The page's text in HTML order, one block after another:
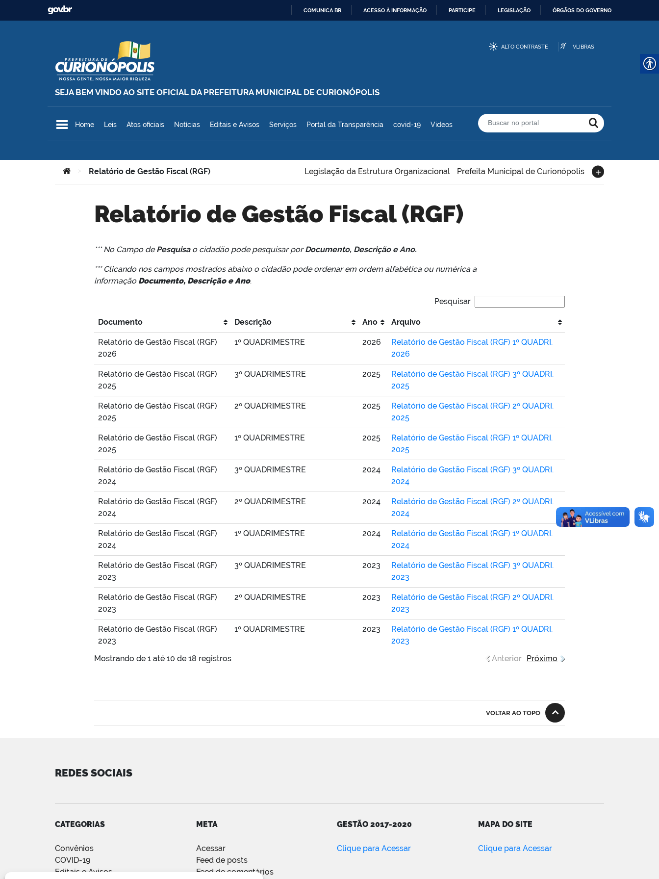
Ir para o conteúdo COMUNICA BR ACESSO À INFORMAÇÃO PARTICIPE LEGISLAÇÃO ÓRGÃOS DO GOVERNO
SEJA BEM VINDO AO SITE OFICIAL DA PREFEITURA MUNICIPAL DE CURIONÓPOLIS
Prefeitura Municipal de Curionópolis
ALTO CONTRASTE VLIBRAS
Home Leis Atos oficiais Notícias Editais e Avisos Serviços Portal da Transparência covid-19 Videos Buscar no portal
Você está aqui:
> Relatório de Gestão Fiscal (RGF) Legislação da Estrutura Organizacional Prefeita Municipal de Curionópolis
Relatório de Gestão Fiscal (RGF)
*** No Campo dePesquisa o cidadão pode pesquisar porDocumento, Descrição e Ano.
*** Clicando nos campos mostrados abaixo o cidadão pode ordenar em ordem alfabética ou numérica a
informação Documento, Descrição e Ano.
Pesquisar
Documento Descrição Ano Arquivo
Relatório de Gestão Fiscal (RGF)
2026
1º QUADRIMESTRE 2026
Relatório de Gestão Fiscal (RGF) 1º QUADRI.
2026
Relatório de Gestão Fiscal (RGF)
2025
3º QUADRIMESTRE 2025
Relatório de Gestão Fiscal (RGF) 3º QUADRI.
2025
Relatório de Gestão Fiscal (RGF)
2025
2º QUADRIMESTRE 2025
Relatório de Gestão Fiscal (RGF) 2º QUADRI.
2025
Relatório de Gestão Fiscal (RGF)
2025
1º QUADRIMESTRE 2025
Relatório de Gestão Fiscal (RGF) 1º QUADRI.
2025
Relatório de Gestão Fiscal (RGF)
2024
3º QUADRIMESTRE 2024
Relatório de Gestão Fiscal (RGF) 3º QUADRI.
2024
Relatório de Gestão Fiscal (RGF)
2024
2º QUADRIMESTRE 2024
Relatório de Gestão Fiscal (RGF) 2º QUADRI.
2024
Relatório de Gestão Fiscal (RGF)
2024
1º QUADRIMESTRE 2024
Relatório de Gestão Fiscal (RGF) 1º QUADRI.
2024
Relatório de Gestão Fiscal (RGF)
2023
3º QUADRIMESTRE 2023
Relatório de Gestão Fiscal (RGF) 3º QUADRI.
2023
Relatório de Gestão Fiscal (RGF)
2023
2º QUADRIMESTRE 2023
Relatório de Gestão Fiscal (RGF) 2º QUADRI.
2023
Relatório de Gestão Fiscal (RGF)
2023
1º QUADRIMESTRE 2023
Relatório de Gestão Fiscal (RGF) 1º QUADRI.
2023
Mostrando de 1 até 10 de 18 registros
Anterior Próximo
VOLTAR AO TOPO
REDES SOCIAIS
CATEGORIAS
Convênios
COVID-19
Editais e Avisos
META
Acessar
Feed de posts
Feed de comentários
GESTÃO 2017-2020
Clique para Acessar
MAPA DO SITE
Clique para Acessar